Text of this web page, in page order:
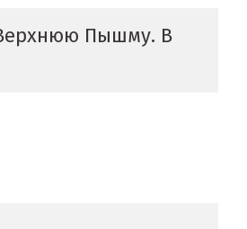
Верхнюю Пышму. В